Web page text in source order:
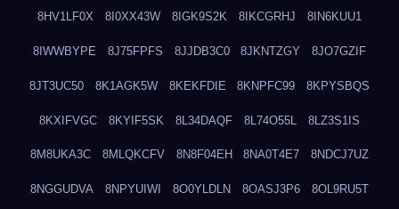
8HV1LF0X 8I0XX43W 8IGK9S2K 8IKCGRHJ 8IN6KUU1
8IWWBYPE 8J75FPFS 8JJDB3C0 8JKNTZGY 8JO7GZIF
8JT3UC50 8K1AGK5W 8KEKFDIE 8KNPFC99 8KPYSBQS
8KXIFVGC 8KYIF5SK 8L34DAQF 8L74O55L 8LZ3S1IS
8M8UKA3C 8MLQKCFV 8N8F04EH 8NA0T4E7 8NDCJ7UZ
8NGGUDVA 8NPYUIWI 8O0YLDLN 8OASJ3P6 8OL9RU5T